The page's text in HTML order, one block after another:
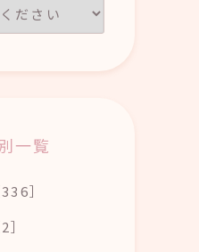
一覧
］